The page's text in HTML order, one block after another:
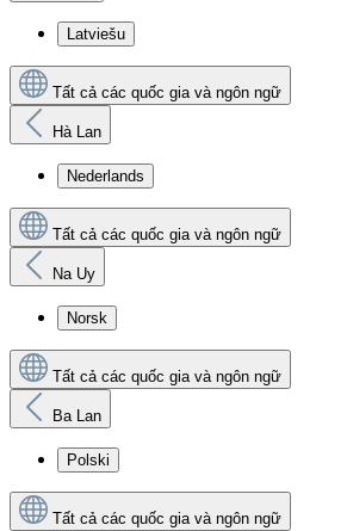
Latviešu
Tất cả các quốc gia và ngôn ngữ
Hà Lan
Nederlands
Tất cả các quốc gia và ngôn ngữ
Na Uy
Norsk
Tất cả các quốc gia và ngôn ngữ
Ba Lan
Polski
Tất cả các quốc gia và ngôn ngữ